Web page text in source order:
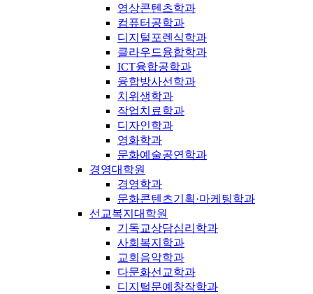
영상콘텐츠학과
컴퓨터공학과
디지털포렌식학과
클라우드융합학과
ICT융합공학과
융합방사선학과
치위생학과
작업치료학과
디자인학과
영화학과
문화예술공연학과
경영대학원
경영학과
문화콘텐츠기획·마케팅학과
선교복지대학원
기독교상담심리학과
사회복지학과
교회음악학과
다문화선교학과
디지털문예창작학과